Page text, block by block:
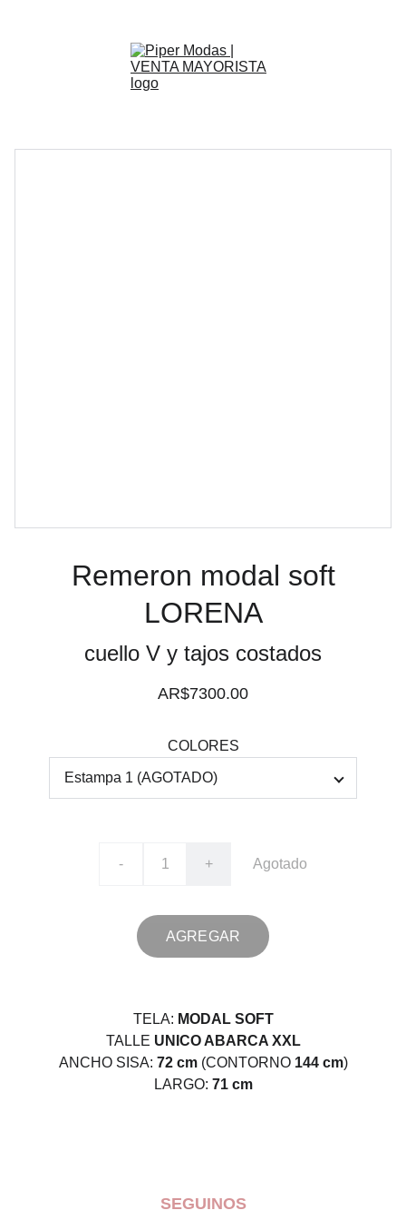
Remeron modal soft
LORENA
cuello V y tajos costados
AR$7300.00
COLORES
- + Agotado
AGREGAR
TELA: MODAL SOFT
TALLE UNICO ABARCA XXL
ANCHO SISA: 72 cm(CONTORNO 144 cm)
LARGO: 71 cm
SEGUINOS